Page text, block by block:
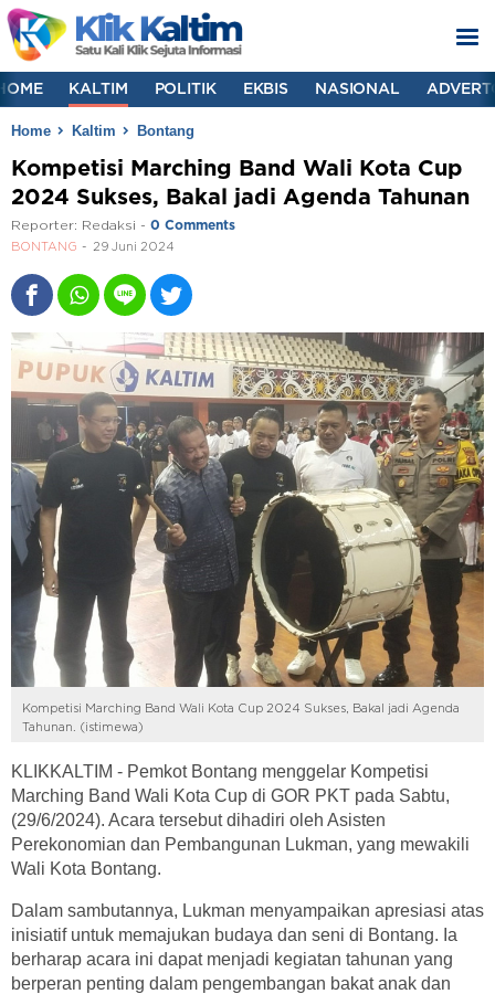
KALTIM POLITIK EKBIS NASIONAL
Home Kaltim Bontang
Kompetisi Marching Band Wali Kota Cup
2024 Sukses, Bakal jadi Agenda Tahunan
Reporter: Redaksi - 0 Comments
BONTANG 29 Juni 2024
Kompetisi Marching Band Wali Kota Cup 2024 Sukses, Bakal jadi Agenda
Tahunan. (istimewa)
KLIKKALTIM - Pemkot Bontang menggelar Kompetisi
Marching Band Wali Kota Cup di GOR PKT pada Sabtu,
(29/6/2024). Acara tersebut dihadiri oleh Asisten
Perekonomian dan Pembangunan Lukman, yang mewakili
Wali Kota Bontang.
Dalam sambutannya, Lukman menyampaikan apresiasi atas
inisiatif untuk memajukan budaya dan seni di Bontang. Ia
berharap acara ini dapat menjadi kegiatan tahunan yang
berperan penting dalam pengembangan bakat anak dan